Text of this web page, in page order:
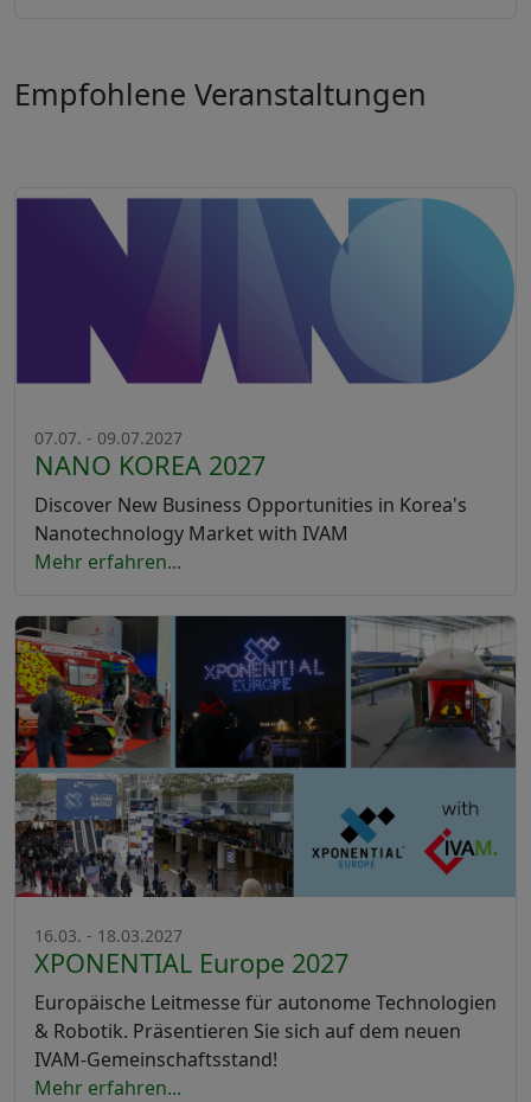
Empfohlene Veranstaltungen
07.07. - 09.07.2027
NANO KOREA 2027
Discover New Business Opportunities in Korea's
Nanotechnology Market with IVAM
Mehr erfahren...
16.03. - 18.03.2027
XPONENTIAL Europe 2027
Europäische Leitmesse für autonome Technologien
& Robotik. Präsentieren Sie sich auf dem neuen
IVAM-Gemeinschaftsstand!
Mehr erfahren...